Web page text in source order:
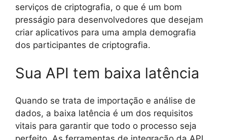
serviços de criptografia, o que é um bom
presságio para desenvolvedores que desejam
criar aplicativos para uma ampla demografia
dos participantes de criptografia.
Sua API tem baixa latência
Quando se trata de importação e análise de
dados, a baixa latência é um dos requisitos
vitais para garantir que todo o processo seja